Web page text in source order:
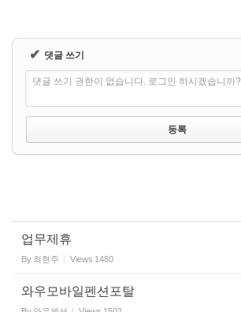
✔ 댓글 쓰기
댓글 쓰기 권한이 없습니다. 로그인 하시겠습니까?
업무제휴
By 최현주 Views 1480
와우모바일펜션포탈